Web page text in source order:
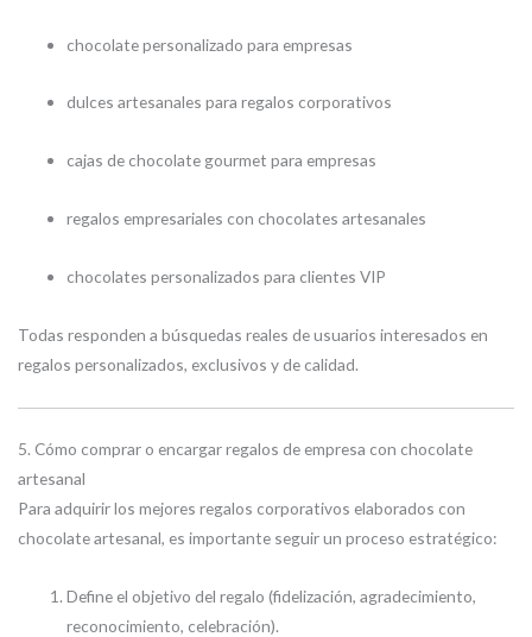
chocolate personalizado para empresas
dulces artesanales para regalos corporativos
cajas de chocolate gourmet para empresas
regalos empresariales con chocolates artesanales
chocolates personalizados para clientes VIP
Todas responden a búsquedas reales de usuarios interesados en
regalos personalizados, exclusivos y de calidad.
5. Cómo comprar o encargar regalos de empresa con chocolate
artesanal
Para adquirir los mejores regalos corporativos elaborados con
chocolate artesanal, es importante seguir un proceso estratégico:
Define el objetivo del regalo (fidelización, agradecimiento,
reconocimiento, celebración).